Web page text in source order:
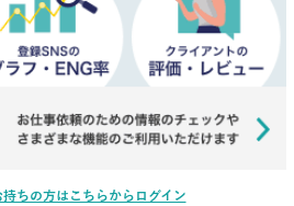
ちの方はこちらからログイン